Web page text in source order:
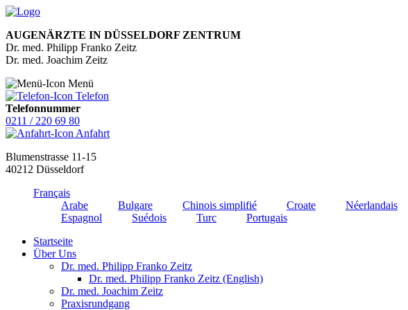
AUGENÄRZTE IN DÜSSELDORF ZENTRUM
Dr. med. Philipp Franko Zeitz
Dr. med. Joachim Zeitz
Menü
Telefon
Telefonnummer
0211 / 220 69 80
Anfahrt
Blumenstrasse 11-15
40212 Düsseldorf
Français
Arabe
Bulgare Chinois simplifié Croate Néerlandais
Espagnol
Suédois Turc
Portugais
Startseite
Über Uns
Dr. med. Philipp Franko Zeitz
Dr. med. Philipp Franko Zeitz (English)
Dr. med. Joachim Zeitz
Praxisrundgang